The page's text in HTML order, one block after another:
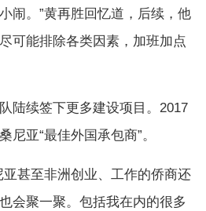
闹。”黄再胜回忆道，后续，他
可能排除各类因素，加班加点
续签下更多建设项目。2017
尼亚“最佳外国承包商”。
甚至非洲创业、工作的侨商还
会聚一聚。包括我在内的很多